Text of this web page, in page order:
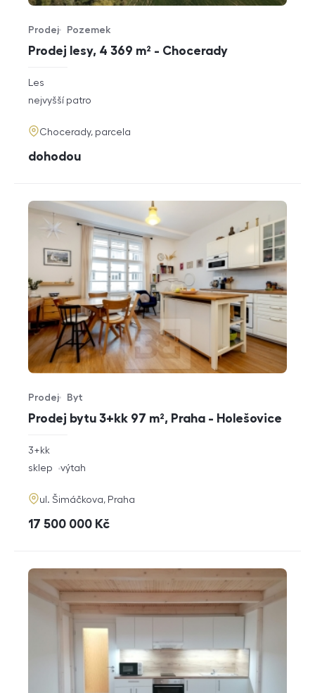
Prodej lesy, 4 369 m² - Chocerady
Typ nabídky
Prodej
Typ nemovitosti
Pozemek
rozměry
dispozice
Les
funkce
nejvyšší patro
adresa
Chocerady, parcela
cena
dohodou
Prodej bytu 3+kk 97 m², Praha - Holešovice
Typ nabídky
Prodej
Typ nemovitosti
Byt
rozměry
3+kk
funkce
sklep výtah
adresa
ul. Šimáčkova, Praha
cena
17 500 000 Kč